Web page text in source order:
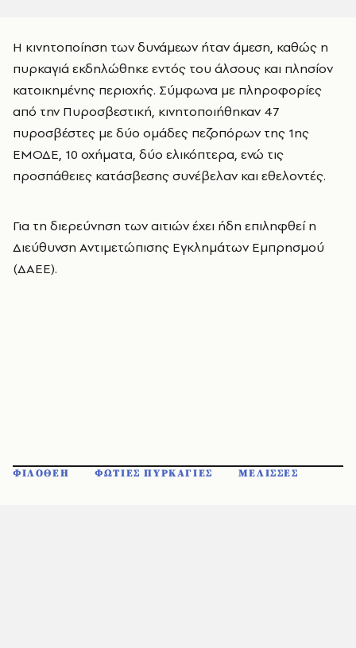
Η κινητοποίηση των δυνάμεων ήταν άμεση, καθώς η
πυρκαγιά εκδηλώθηκε εντός του άλσους και πλησίον
κατοικημένης περιοχής. Σύμφωνα με πληροφορίες
από την Πυροσβεστική, κινητοποιήθηκαν 47
πυροσβέστες με δύο ομάδες πεζοπόρων της 1ης
ΕΜΟΔΕ, 10 οχήματα, δύο ελικόπτερα, ενώ τις
προσπάθειες κατάσβεσης συνέβελαν και εθελοντές.
Για τη διερεύνηση των αιτιών έχει ήδη επιληφθεί η
Διεύθυνση Αντιμετώπισης Εγκλημάτων Εμπρησμού
(ΔΑΕΕ).
ΦΙΛΟΘΕΗ ΦΩΤΙΕΣ ΠΥΡΚΑΓΙΕΣ ΜΕΛΙΣΣΕΣ